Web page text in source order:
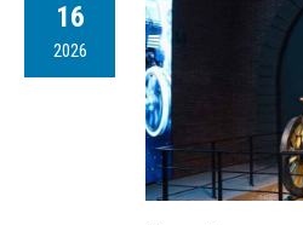
16
2026